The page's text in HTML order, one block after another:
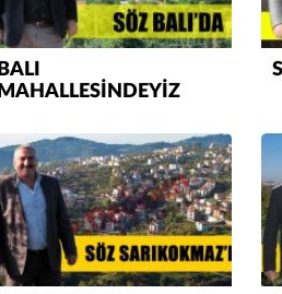
BALI
MAHALLESİNDEYİZ